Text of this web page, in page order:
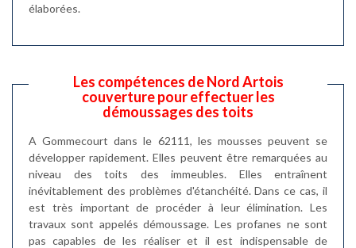
élaborées.
Les compétences de Nord Artois
couverture pour effectuer les
démoussages des toits
A Gommecourt dans le 62111, les mousses peuvent se
développer rapidement. Elles peuvent être remarquées au
niveau des toits des immeubles. Elles entraînent
inévitablement des problèmes d'étanchéité. Dans ce cas, il
est très important de procéder à leur élimination. Les
travaux sont appelés démoussage. Les profanes ne sont
pas capables de les réaliser et il est indispensable de